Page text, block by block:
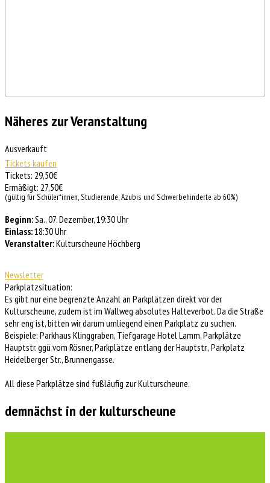
Näheres zur Veranstaltung
Ausverkauft
Tickets kaufen
Tickets: 29,50€
Ermäßigt: 27,50€
(gültig für Schüler*innen, Studierende, Azubis und Schwerbehinderte ab 60%)
Beginn:Sa., 07. Dezember, 19:30 Uhr
Einlass:18:30 Uhr
Veranstalter:Kulturscheune Höchberg
Newsletter
Parkplatzsituation:
Es gibt nur eine begrenzte Anzahl an Parkplätzen direkt vor der
Kulturscheune, zudem ist im Wallweg absolutes Halteverbot. Da die Straße
sehr eng ist, bitten wir darum umliegend einen Parkplatz zu suchen.
Beispiele: Parkhaus Klinggraben, Tiefgarage Hotel Lamm, Parkplätze
Hauptstr. ggü vom Rösner, Parkplätze entlang der Hauptstr., Parkplatz
Heidelberger Str., Brunnengasse.
All diese Parkplätze sind fußläufig zur Kulturscheune.
demnächst in der kulturscheune